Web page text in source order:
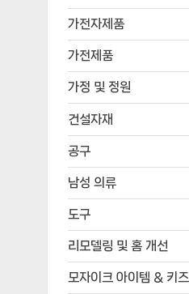
가전자제품
가전제품
가정 및 정원
건설자재
공구
남성 의류
도구
리모델링 및 홈 개선
모자이크 아이템 & 키즈